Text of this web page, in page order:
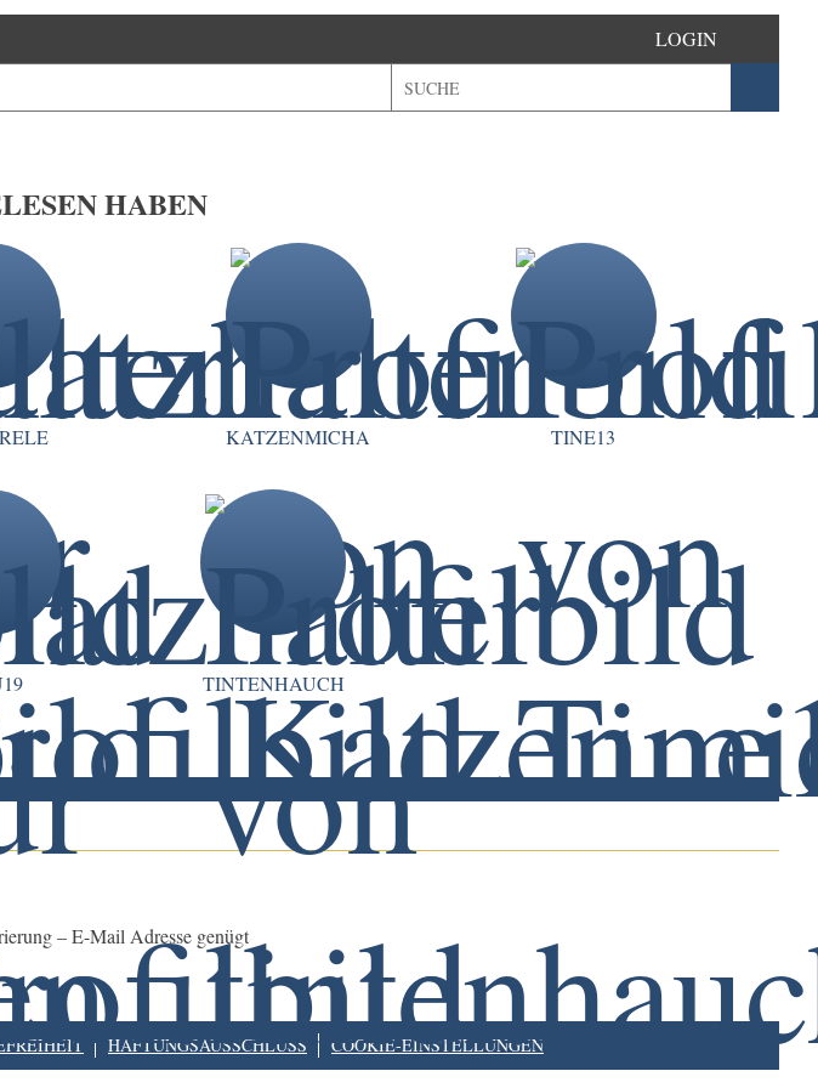
LOGIN
HABEN
KATZENMICHA TINE13
TINTENHAUCH
– E-Mail Adresse genügt
HAFTUNGSAUSSCHLUSS COOKIE-EINSTELLUNGEN